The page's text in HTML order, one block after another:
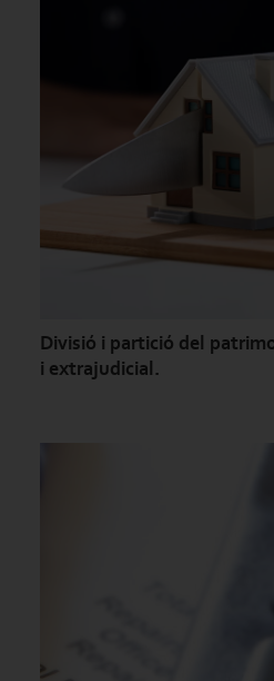
Divisió i partició del
i extrajudicial.